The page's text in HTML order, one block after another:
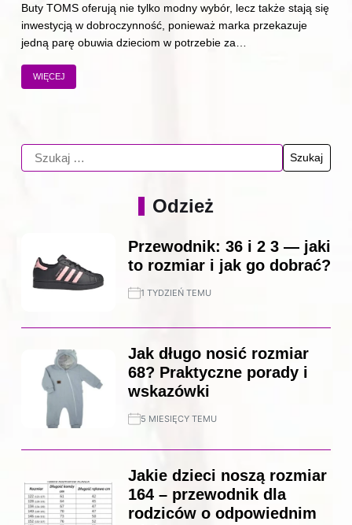
Buty TOMS oferują nie tylko modny wybór, lecz także stają się
inwestycją w dobroczynność, ponieważ marka przekazuje
jedną parę obuwia dzieciom w potrzebie za…
WIĘCEJ
Odzież
Przewodnik: 36 i 2 3 — jaki
to rozmiar i jak go dobrać?
1 TYDZIEŃ TEMU
Jak długo nosić rozmiar
68? Praktyczne porady i
wskazówki
5 MIESIĘCY TEMU
Jakie dzieci noszą rozmiar
164 – przewodnik dla
rodziców o odpowiednim